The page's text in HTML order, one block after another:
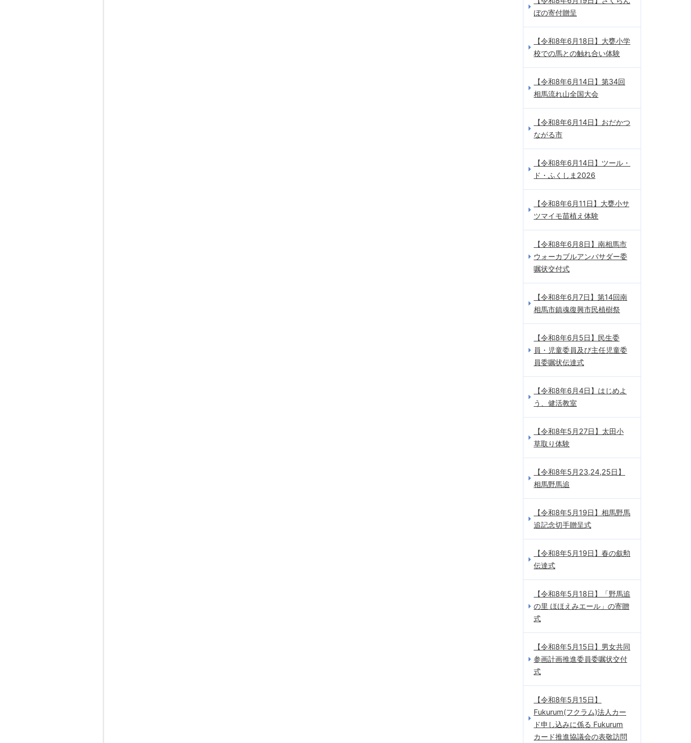
ぼの寄付贈呈
【令和8年6月18日】大甕小学
校での馬との触れ合い体験
【令和8年6月14日】第34回
相馬流れ山全国大会
【令和8年6月14日】おだかつ
ながる市
【令和8年6月14日】ツール・
ド・ふくしま2026
【令和8年6月11日】大甕小サ
ツマイモ苗植え体験
【令和8年6月8日】南相馬市
ウォーカブルアンバサダー委
嘱状交付式
【令和8年6月7日】第14回南
相馬市鎮魂復興市民植樹祭
【令和8年6月5日】民生委
員・児童委員及び主任児童委
員委嘱状伝達式
【令和8年6月4日】はじめよ
う、健活教室
【令和8年5月27日】太田小
草取り体験
【令和8年5月23,24,25日】
相馬野馬追
【令和8年5月19日】相馬野馬
追記念切手贈呈式
【令和8年5月19日】春の叙勲
伝達式
【令和8年5月18日】「野馬追
の里 ほほえみエール」の寄贈
式
【令和8年5月15日】男女共同
参画計画推進委員委嘱状交付
式
【令和8年5月15日】
Fukurum(フクラム)法人カー
ド申し込みに係る Fukurum
カード推進協議会の表敬訪問